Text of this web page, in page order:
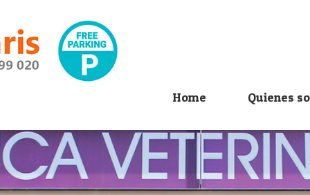
Home Quienes